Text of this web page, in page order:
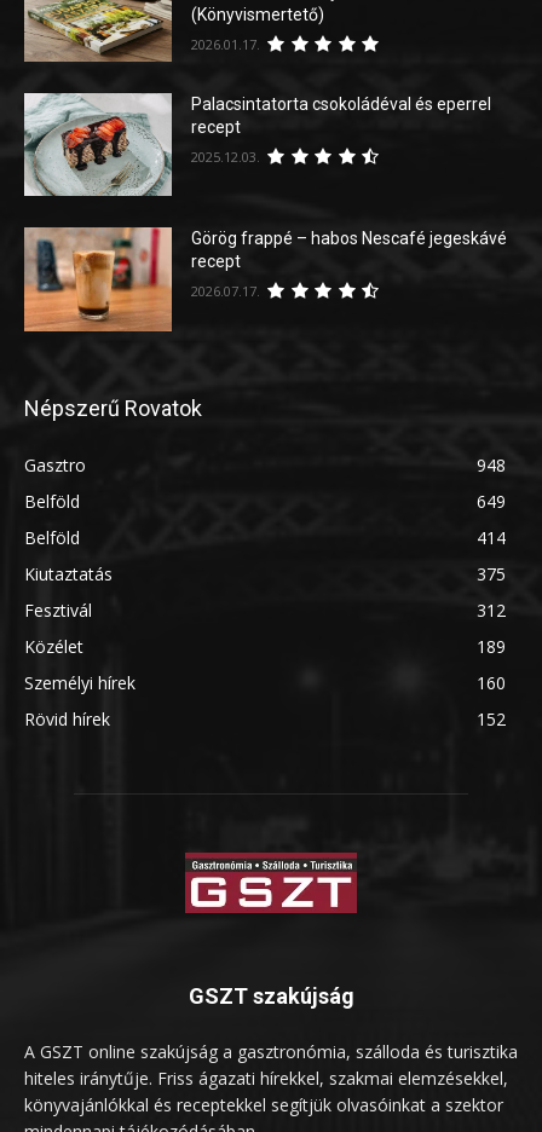
(Könyvismertető)
2026.01.17.
Palacsintatorta csokoládéval és eperrel
recept
2025.12.03.
Görög frappé – habos Nescafé jegeskávé
recept
2026.07.17.
Népszerű Rovatok
Gasztro
948
Belföld
649
Belföld
414
Kiutaztatás
375
Fesztivál
312
Közélet
189
Személyi hírek
160
Rövid hírek
152
GSZT szakújság
A GSZT online szakújság a gasztronómia, szálloda és turisztika
hiteles iránytűje. Friss ágazati hírekkel, szakmai elemzésekkel,
könyvajánlókkal és receptekkel segítjük olvasóinkat a szektor